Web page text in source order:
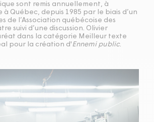
sont remis annuellement, à
à Québec, depuis 1985 par le biais d’un
de l’Association québécoise des
suivi d’une discussion. Olivier
dans la catégorie Meilleur texte
pour la création d'Ennemi public.